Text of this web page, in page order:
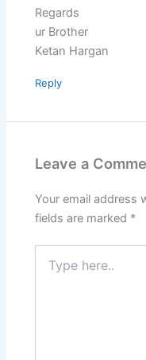
Regards
ur Brother
Ketan Hargan
Reply
Leave a
Your email address
fields are marked *
here..